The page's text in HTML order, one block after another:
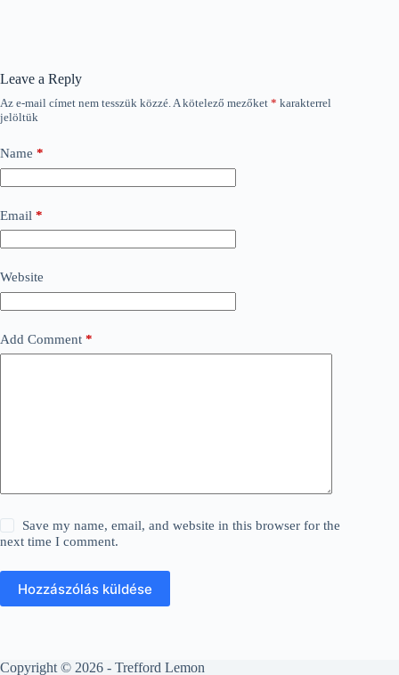
Leave a Reply
Az e-mail címet nem tesszük közzé.A kötelező mezőket * karakterrel
jelöltük
Name *
Email *
Website
Add Comment *
Save my name, email, and website in this browser for the
next time I comment.
Hozzászólás küldése
Copyright © 2026 - Trefford Lemon